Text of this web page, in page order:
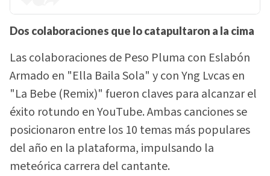
Dos colaboraciones que lo catapultaron a la cima
Las colaboraciones de Peso Pluma con Eslabón
Armado en "Ella Baila Sola" y con Yng Lvcas en
"La Bebe (Remix)" fueron claves para alcanzar el
éxito rotundo en YouTube. Ambas canciones se
posicionaron entre los 10 temas más populares
del año en la plataforma, impulsando la
meteórica carrera del cantante.